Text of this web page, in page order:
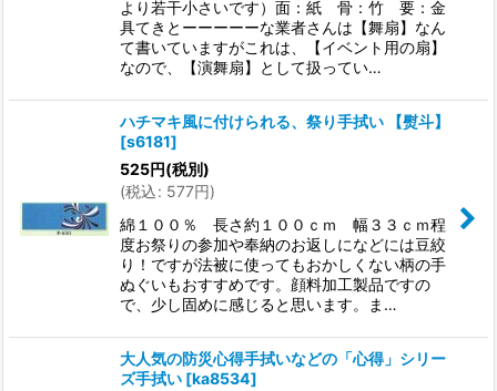
より若干小さいです）面：紙 骨：竹 要：金
具てきとーーーーーな業者さんは【舞扇】なん
て書いていますがこれは、【イベント用の扇】
なので、【演舞扇】として扱ってい…
ハチマキ風に付けられる、祭り手拭い 【熨斗】
[s6181]
525円(税別)
(税込: 577円)
綿１００％ 長さ約１００ｃｍ 幅３３ｃｍ程
度お祭りの参加や奉納のお返しになどには豆絞
り！ですが法被に使ってもおかしくない柄の手
ぬぐいもおすすめです。顔料加工製品ですの
で、少し固めに感じると思います。ま…
大人気の防災心得手拭いなどの「心得」シリー
ズ手拭い [ka8534]